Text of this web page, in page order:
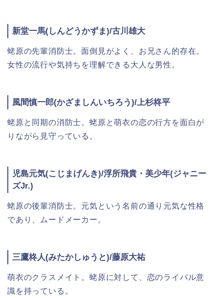
新堂一馬(しんどうかずま)/古川雄大
蛯原の先輩消防士。面倒見がよく、お兄さん的存在。
女性の流行や気持ちを理解できる大人な男性。
風間慎一郎(かざましんいちろう)/上杉柊平
蛯原と同期の消防士。蛯原と萌衣の恋の行方を面白が
りながら見守っている。
児島元気(こじまげんき)/浮所飛貴・美少年(ジャニー
ズJr.)
蛯原の後輩消防士。元気という名前の通り元気な性格
であり、ムードメーカー。
三鷹柊人(みたかしゅうと)/藤原大祐
萌衣のクラスメイト。蛯原に対して、恋のライバル意
識を持っている。